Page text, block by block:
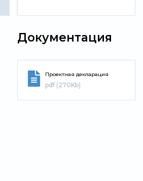
Документация
Проектная декларация
pdf (270Kb)